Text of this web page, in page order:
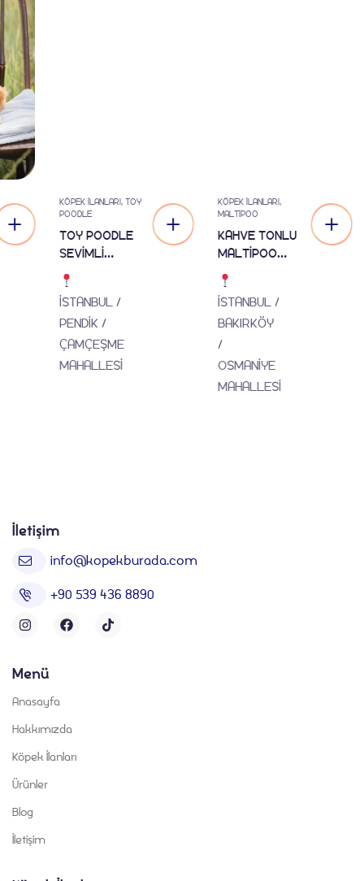
KÖPEK İLANLARI,TOY
POODLE
TOY POODLE
SEVİMLİ
YAVRULAR
İSTANBUL /
PENDİK /
ÇAMÇEŞME
MAHALLESİ
KÖPEK İLANLARI,
MALTIPOO
KAHVE TONLU
MALTİPOO
CİNSİ
YAVRULAR EV
ÜRETİMİ
İSTANBUL /
BAKIRKÖY
/
OSMANİYE
MAHALLESİ
İletişim
info@kopekburada.com
+90 539 436 8890
Menü
Anasayfa
Hakkımızda
Köpek İlanları
Ürünler
Blog
İletişim